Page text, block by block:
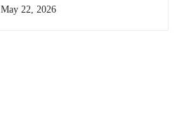
May 22, 2026